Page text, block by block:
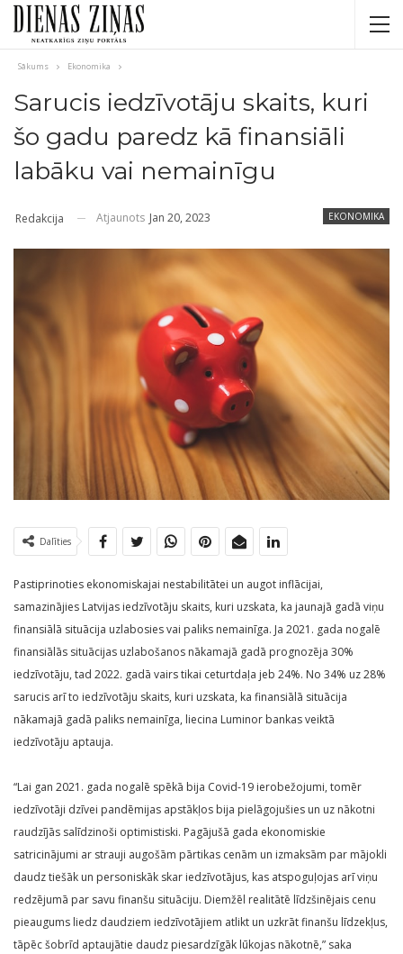
Sākums Ekonomika
Sarucis iedzīvotāju skaits, kuri
šo gadu paredz kā finansiāli
labāku vai nemainīgu
EKONOMIKA
Redakcija Atjaunots Jan 20, 2023
Dalīties
Pastiprinoties ekonomiskajai nestabilitātei un augot inflācijai,
samazinājies Latvijas iedzīvotāju skaits, kuri uzskata, ka jaunajā gadā viņu
finansiālā situācija uzlabosies vai paliks nemainīga. Ja 2021. gada nogalē
finansiālās situācijas uzlabošanos nākamajā gadā prognozēja 30%
iedzīvotāju, tad 2022. gadā vairs tikai ceturtdaļa jeb 24%. No 34% uz 28%
sarucis arī to iedzīvotāju skaits, kuri uzskata, ka finansiālā situācija
nākamajā gadā paliks nemainīga, liecina Luminor bankas veiktā
iedzīvotāju aptauja.
“Lai gan 2021. gada nogalē spēkā bija Covid-19 ierobežojumi, tomēr
iedzīvotāji dzīvei pandēmijas apstākļos bija pielāgojušies un uz nākotni
raudzījās salīdzinoši optimistiski. Pagājušā gada ekonomiskie
satricinājumi ar strauji augošām pārtikas cenām un izmaksām par mājokli
daudz tiešāk un personiskāk skar iedzīvotājus, kas atspoguļojas arī viņu
redzējumā par savu finanšu situāciju. Diemžēl realitātē līdzšinējais cenu
pieaugums liedz daudziem iedzīvotājiem atlikt un uzkrāt finanšu līdzekļus,
tāpēc šobrīd aptaujātie daudz piesardzīgāk lūkojas nākotnē,” saka